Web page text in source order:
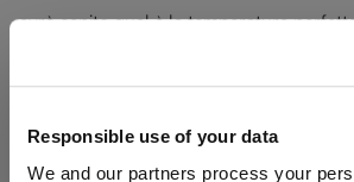
Responsible use of your data
We and our partners process your
avrà capito qual è la temperatura